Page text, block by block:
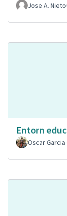
Jose A. Nieto
Entorn
Oscar Garcia